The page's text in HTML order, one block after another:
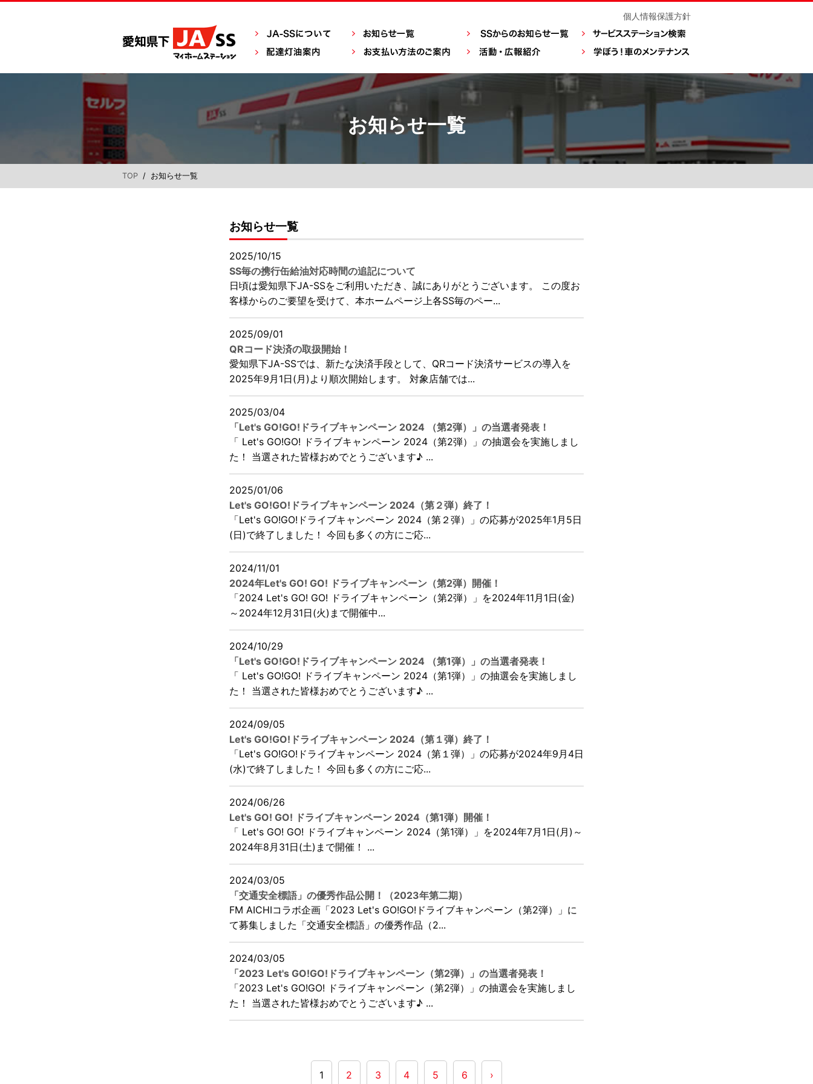
個人情報保護方針
お知らせ一覧
TOP / お知らせ一覧
お知らせ一覧
2025/10/15
SS毎の携行缶給油対応時間の追記について
日頃は愛知県下JA-SSをご利用いただき、誠にありがとうございます。 この度お
客様からのご要望を受けて、本ホームページ上各SS毎のペー...
2025/09/01
QRコード決済の取扱開始！
愛知県下JA-SSでは、新たな決済手段として、QRコード決済サービスの導入を
2025年9月1日(月)より順次開始します。 対象店舗では...
2025/03/04
「Let's GO!GO!ドライブキャンペーン 2024 （第2弾）」の当選者発表！
「 Let's GO!GO! ドライブキャンペーン 2024（第2弾）」の抽選会を実施しまし
た！ 当選された皆様おめでとうございます♪ ...
2025/01/06
Let's GO!GO!ドライブキャンペーン 2024（第２弾）終了！
「Let's GO!GO!ドライブキャンペーン 2024（第２弾）」の応募が2025年1月5日
(日)で終了しました！ 今回も多くの方にご応...
2024/11/01
2024年Let's GO! GO! ドライブキャンペーン（第2弾）開催！
「2024 Let's GO! GO! ドライブキャンペーン（第2弾）」を2024年11月1日(金)
～2024年12月31日(火)まで開催中...
2024/10/29
「Let's GO!GO!ドライブキャンペーン 2024 （第1弾）」の当選者発表！
「 Let's GO!GO! ドライブキャンペーン 2024（第1弾）」の抽選会を実施しまし
た！ 当選された皆様おめでとうございます♪ ...
2024/09/05
Let's GO!GO!ドライブキャンペーン 2024（第１弾）終了！
「Let's GO!GO!ドライブキャンペーン 2024（第１弾）」の応募が2024年9月4日
(水)で終了しました！ 今回も多くの方にご応...
2024/06/26
Let's GO! GO! ドライブキャンペーン 2024（第1弾）開催！
「 Let's GO! GO! ドライブキャンペーン 2024（第1弾）」を2024年7月1日(月)～
2024年8月31日(土)まで開催！ ...
2024/03/05
「交通安全標語」の優秀作品公開！（2023年第二期）
FM AICHIコラボ企画「2023 Let's GO!GO!ドライブキャンペーン（第2弾）」に
て募集しました「交通安全標語」の優秀作品（2...
2024/03/05
「2023 Let's GO!GO!ドライブキャンペーン（第2弾）」の当選者発表！
「2023 Let's GO!GO! ドライブキャンペーン（第2弾）」の抽選会を実施しまし
た！ 当選された皆様おめでとうございます♪ ...
1 2 3 4 5 6 ›